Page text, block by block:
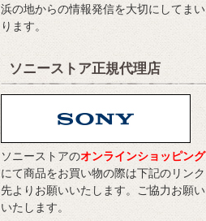
浜の地からの情報発信を大切にしてまい
ります。
ソニーストア正規代理店
ソニーストアのオンラインショッピング
にて商品をお買い物の際は下記のリンク
先よりお願いいたします。ご協力お願い
いたします。